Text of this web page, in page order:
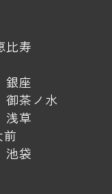
比寿
銀座
御茶ノ水
浅草
前
池袋